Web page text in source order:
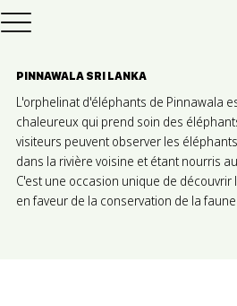
PINNAWALA SRI LANKA
L'orphelinat d'éléphants de Pinnawala
chaleureux qui prend soin des
visiteurs peuvent observer les
dans la rivière voisine et étant nourris
C'est une occasion unique de découvrir
en faveur de la conservation de la